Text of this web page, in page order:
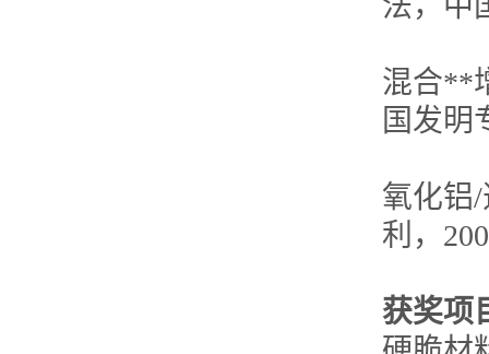
混合**
国发明
氧化铝
利，
获奖项